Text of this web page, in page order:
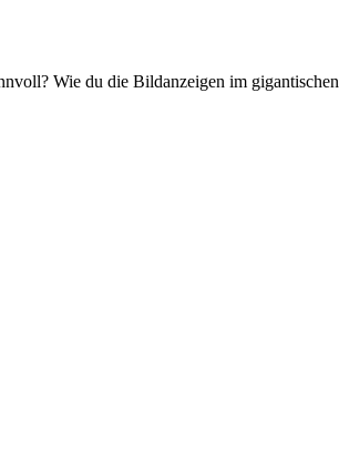
Wie du die Bildanzeigen im